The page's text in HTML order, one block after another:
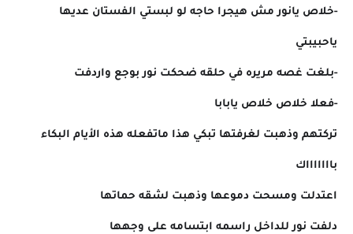
-خلاص يانور مش هيجرا حاجه لو لبستي الفستان عديها
ياحبيبتي
-بلغت غصه مريره في حلقه ضحكت نور بوجع واردفت
-فعلا خلاص خلاص يابابا
تركتهم وذهبت لغرفتها تبكي هذا ماتفعله هذه الأيام البكاء
باااااااك
اعتدلت ومسحت دموعها وذهبت لشقه حماتها
دلفت نور للداخل راسمه ابتسامه على وجهها